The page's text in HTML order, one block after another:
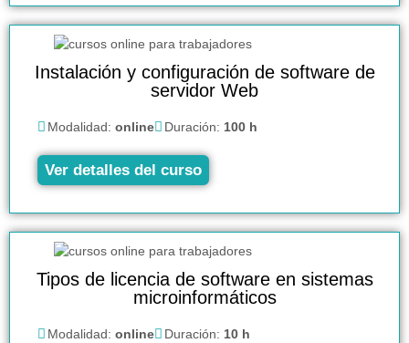
Instalación y configuración de software de
servidor Web
Modalidad: online Duración: 100 h
Ver detalles del curso
Tipos de licencia de software en sistemas
microinformáticos
Modalidad: online Duración: 10 h